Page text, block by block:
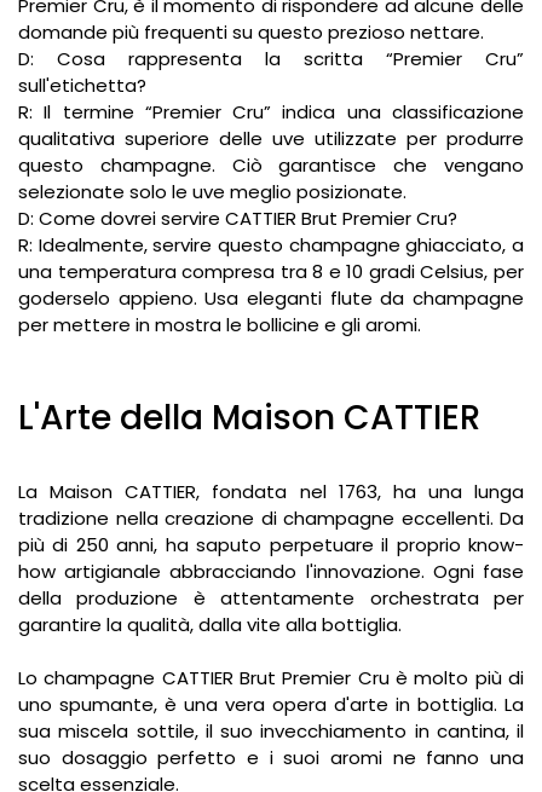
Premier Cru, è il momento di rispondere ad alcune delle
domande più frequenti su questo prezioso nettare.
D: Cosa rappresenta la scritta “Premier Cru”
sull'etichetta?
R: Il termine “Premier Cru” indica una classificazione
qualitativa superiore delle uve utilizzate per produrre
questo champagne. Ciò garantisce che vengano
selezionate solo le uve meglio posizionate.
D: Come dovrei servire CATTIER Brut Premier Cru?
R: Idealmente, servire questo champagne ghiacciato, a
una temperatura compresa tra 8 e 10 gradi Celsius, per
goderselo appieno. Usa eleganti flute da champagne
per mettere in mostra le bollicine e gli aromi.
L'Arte della Maison CATTIER
La Maison CATTIER, fondata nel 1763, ha una lunga
tradizione nella creazione di champagne eccellenti. Da
più di 250 anni, ha saputo perpetuare il proprio know-
how artigianale abbracciando l'innovazione. Ogni fase
della produzione è attentamente orchestrata per
garantire la qualità, dalla vite alla bottiglia.
Lo champagne CATTIER Brut Premier Cru è molto più di
uno spumante, è una vera opera d'arte in bottiglia. La
sua miscela sottile, il suo invecchiamento in cantina, il
suo dosaggio perfetto e i suoi aromi ne fanno una
scelta essenziale.